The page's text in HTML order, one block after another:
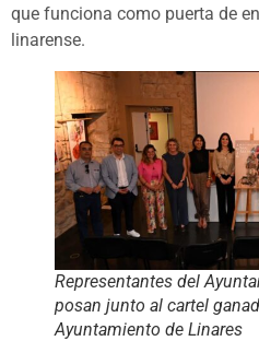
que funciona como puerta de
linarense.
Representantes del
posan junto al cartel
Ayuntamiento de Linares